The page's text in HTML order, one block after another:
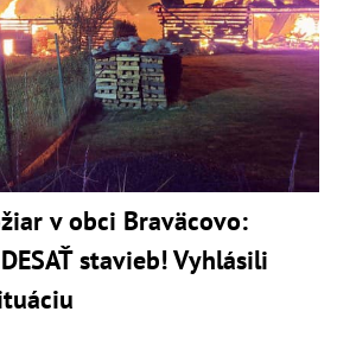
v obci Braväcovo:
stavieb! Vyhlásili